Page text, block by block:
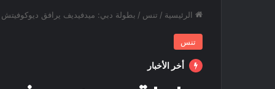
الرئيسية / تنس / بطولة دبي: ميدفيديف يرافق ديوكوفيتش
تنس
أخر الأخبار